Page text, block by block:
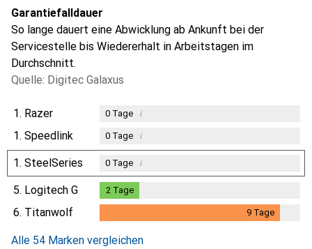
Garantiefalldauer
So lange dauert eine Abwicklung ab Ankunft bei der
Servicestelle bis Wiedererhalt in Arbeitstagen im
Durchschnitt.
Quelle: Digitec Galaxus
1. Razer 0Tage i
1. Speedlink 0Tage i
1. SteelSeries 0Tage i
5. Logitech G 2 Tage
6. Titanwolf 9 Tage
Alle 54 Marken vergleichen